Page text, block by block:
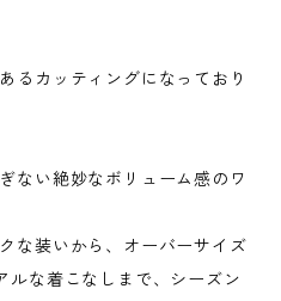
るカッティングになっており
ない絶妙なボリューム感のワ
な装いから、オーバーサイズ
ルな着こなしまで、シーズン